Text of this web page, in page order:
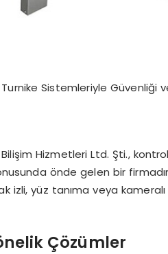
Sistemleriyle Güvenliği
Hizmetleri Ltd. Şti.,
önde gelen bir
izli, yüz tanıma veya
Çözümler